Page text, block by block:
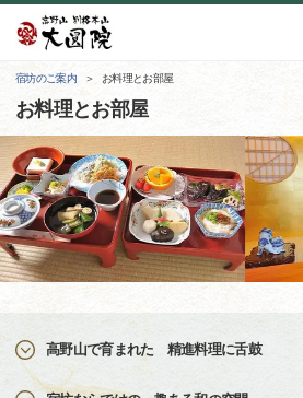
宿坊のご案内 お料理とお部屋
お料理とお部屋
高野山で育まれた 精進料理に舌鼓